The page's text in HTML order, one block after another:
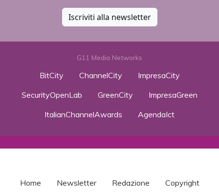
Iscriviti alla newsletter
G11 Media Networks
BitCity ChannelCity
ImpresaCity
SecurityOpenLab
GreenCity
ImpresaGreen
ItalianChannelAwards
AgendaIct
Home Newsletter Redazione Copyright